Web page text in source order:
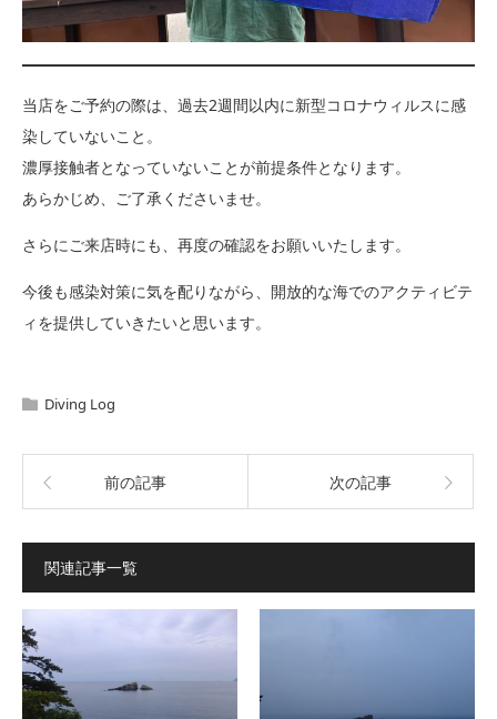
当店をご予約の際は、過去2週間以内に新型コロナウィルスに感
染していないこと。
濃厚接触者となっていないことが前提条件となります。
あらかじめ、ご了承くださいませ。
さらにご来店時にも、再度の確認をお願いいたします。
今後も感染対策に気を配りながら、開放的な海でのアクティビテ
ィを提供していきたいと思います。
Diving Log
前の記事 次の記事
関連記事一覧